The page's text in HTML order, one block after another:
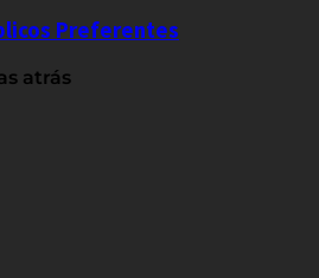
Preferentes
atrás